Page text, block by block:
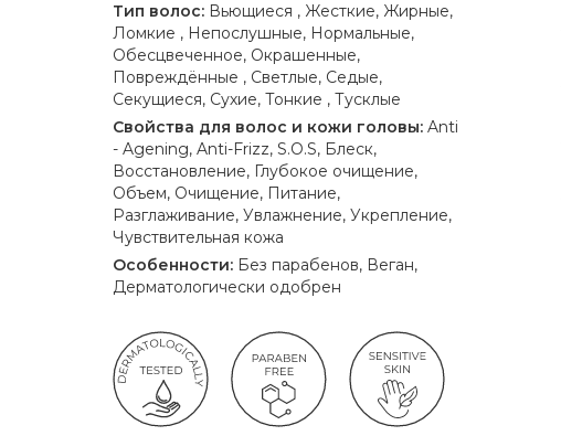
Тип волос: Вьющиеся , Жесткие, Жирные,
Ломкие , Непослушные, Нормальные,
Обесцвеченное, Окрашенные,
Повреждённые , Светлые, Седые,
Секущиеся, Сухие, Тонкие , Тусклые
Свойства для волос и кожи головы: Anti
- Agening, Anti-Frizz, S.O.S, Блеск,
Восстановление, Глубокое очищение,
Объем, Очищение, Питание,
Разглаживание, Увлажнение, Укрепление,
Чувствительная кожа
Особенности: Без парабенов, Веган,
Дерматологически одобрен